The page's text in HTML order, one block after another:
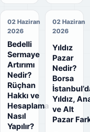
02 Haziran
2026
Bedelli
Sermaye
Artırımı
Nedir?
Rüçhan
Hakkı ve
Hesaplama
Nasıl
Yapılır?
02 Haziran
2026
Yıldız
Pazar
Nedir?
Borsa
Yıldız,
ve Alt
Pazar